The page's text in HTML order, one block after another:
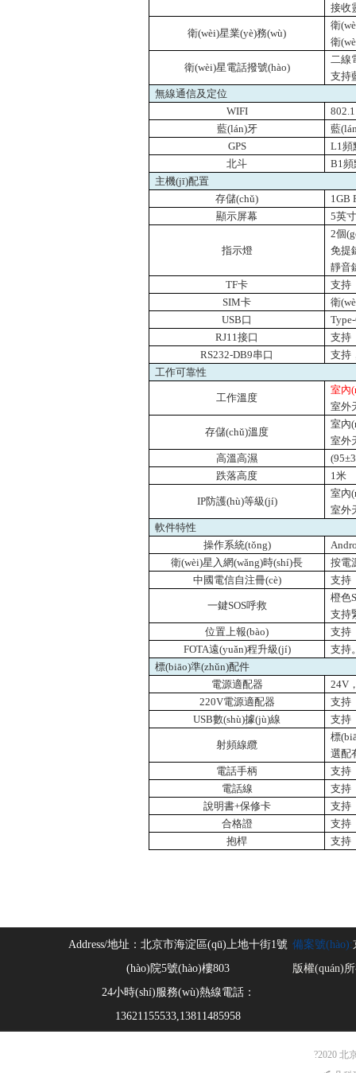
接收
衛(wèi)星業(yè)務(wù)
衛
衛
衛(wèi)星電話撥號(hào)
二線
支持
無線通信及定位
WIFI
藍(lán)牙
藍
GPS
L1頻
北斗
B1頻
主機(jī)配置
存儲(chǔ)
1GB
顯示屏幕
5英
指示燈
2個
免提
靜音
TF卡
支持
SIM卡
衛
USB口
RJ11接口
支持
RS232-DB9串口
支持
工作可靠性
工作溫度
室內
室外
存儲(chǔ)溫度
室內
室外
高溫高濕
(95
跌落高度
1米
IP防護(hù)等級(jí)
室內
室外
軟件特性
操作系統(tǒng)
衛(wèi)星入網(wǎng)時(shí)長
按電
中國電信自注冊(cè)
支持
一鍵SOS呼救
橙色
支持
位置上報(bào)
支持
FOTA遠(yuǎn)程升級(jí)
支持
標(biāo)準(zhǔn)配件
電源適配器
24V
220V電源適配器
支持
USB數(shù)據(jù)線 支持
射頻線纜
標
選配
電話手柄
支持
電話線
支持
說明書+保修卡
支持
合格證
支持
抱桿
支持
Address/地址：北京市海淀區(qū)上地十街1號
24小時(shí)服務(wù)熱線電話：
13621155533,13811485958
備案號(hào):
版權(quán)
?2020 北